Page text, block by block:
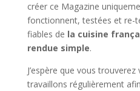
créer ce Magazine
fonctionnent, testées et re-
fiables de la cuisine
rendue simple.
J’espère que vous
travaillons régulièrement